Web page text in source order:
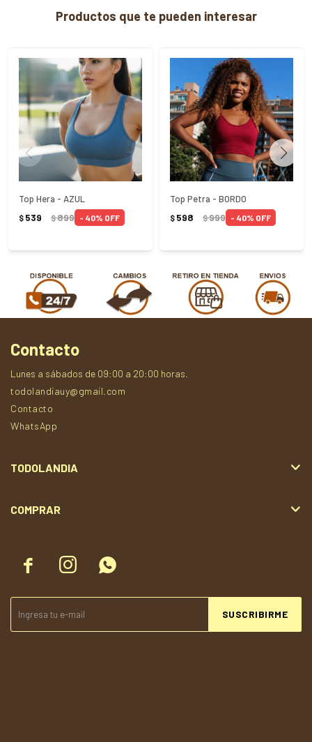
Productos que te pueden interesar
Top Hera - AZUL
$ 539 $899 40
Top Petra - BORDO
$ 598 $999 40
  
SUSCRIBIRME
Contacto
Lunes a sábados de 09:00 a 20:00 horas.
todolandiauy@gmail.com
Contacto
WhatsApp
TODOLANDIA
COMPRAR